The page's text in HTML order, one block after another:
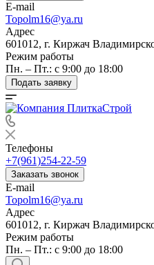
E-mail
Topolm16@ya.ru
Адрес
601012, г. Киржач
Режим работы
Пн. – Пт.: с 9:00 до 18:00
Подать заявку
Телефоны
+7(961)254-22-59
Заказать звонок
E-mail
Topolm16@ya.ru
Адрес
601012, г. Киржач
Режим работы
Пн. – Пт.: с 9:00 до 18:00